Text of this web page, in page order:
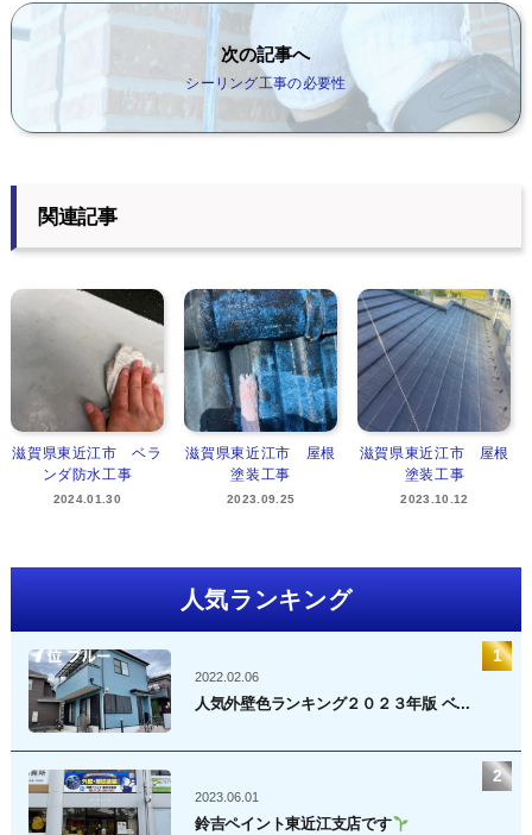
次の記事へ
シーリング工事の必要性
関連記事
滋賀県東近江市 ベラ
ンダ防水工事
2024.01.30
滋賀県東近江市 屋根
塗装工事
2023.09.25
滋賀県東近江市 屋根
塗装工事
2023.10.12
人気ランキング
2022.02.06
人気外壁色ランキング２０２３年版 ベ...
2023.06.01
鈴吉ペイント東近江支店です